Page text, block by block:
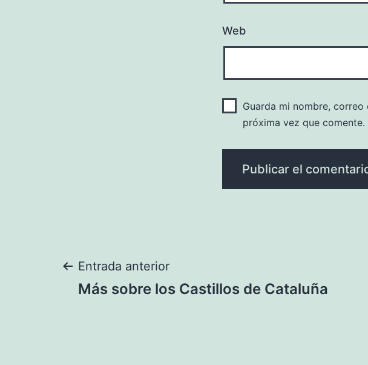
Web
Guarda mi nombre,
próxima vez que comente.
Navegación
Entrada anterior
Más sobre los Castillos de Cataluña